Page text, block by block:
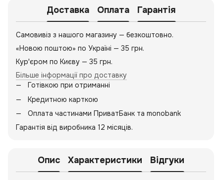
Доставка Оплата Гарантія
Самовивіз з нашого магазину — безкоштовно.
«Новою поштою» по Україні — 35 грн.
Кур'єром по Києву — 35 грн.
Більше інформації про доставку
Готівкою при отриманні
Кредитною карткою
Оплата частинами ПриватБанк та monobank
Гарантія від виробника 12 місяців.
Опис Характеристики Відгуки